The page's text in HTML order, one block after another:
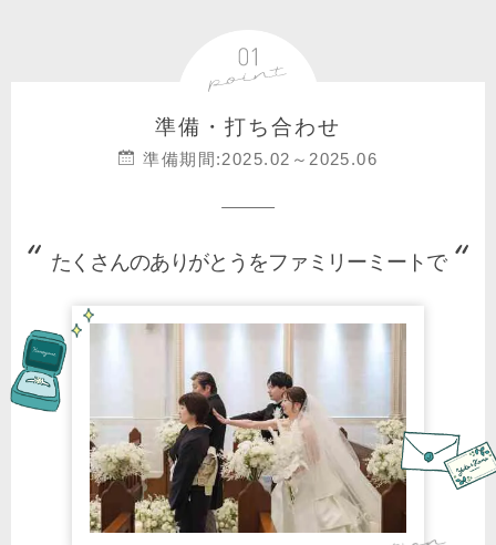
準備・打ち合わせ
準備期間:2025.02～2025.06
たくさんのありがとうをファミリーミートで